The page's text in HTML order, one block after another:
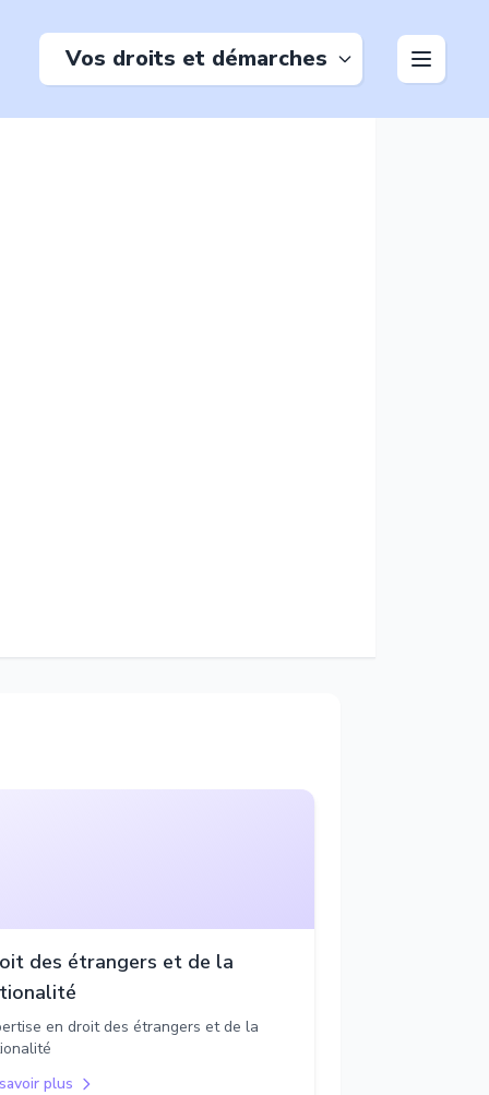
Vos droits et démarches
des étrangers et de la
en droit des étrangers et de la
plus